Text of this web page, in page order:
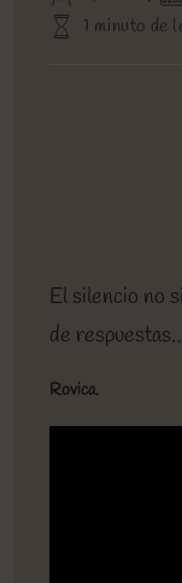
de
la
de
la
Tiempo1 minuto de
El silencio no
de
Rovica.